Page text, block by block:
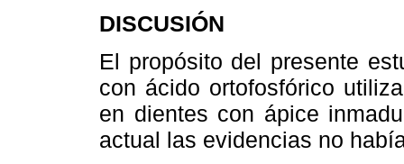
DISCUSIÓN
El propósito del presente
con ácido ortofosfórico
en dientes con ápice
actual las evidencias no